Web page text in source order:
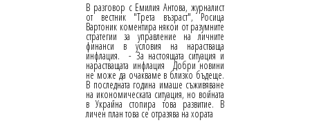
В разговор с Емилия Антова, журналист
от вестник "Трета възраст", Росица
Вартоник коментира някои от разумните
стратегии за управление на личните
финанси в условия на нарастваща
инфлация. - За настоящата ситуация и
нарастващата инфлация Добри новини
не може да очакваме в близко бъдеще.
В последната година имаше съживяване
на икономическата ситуация, но войната
в Украйна стопира това развитие. В
личен план това се отразява на хората